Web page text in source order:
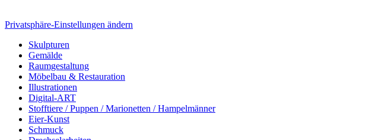
Privatsphäre-Einstellungen ändern
Skulpturen
Gemälde
Raumgestaltung
Möbelbau & Restauration
Illustrationen
Digital-ART
Stofftiere / Puppen / Marionetten / Hampelmänner
Eier-Kunst
Schmuck